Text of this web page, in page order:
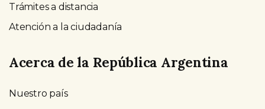
Trámites a distancia
Atención a la ciudadanía
Acerca de la República Argentina
Nuestro país